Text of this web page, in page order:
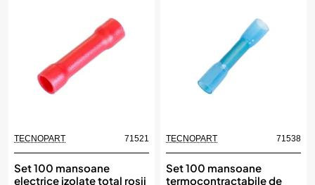
TECNOPART 71521
Set 100 mansoane
electrice izolate total rosii
TECNOPART 71538
Set 100 mansoane
termocontractabile de